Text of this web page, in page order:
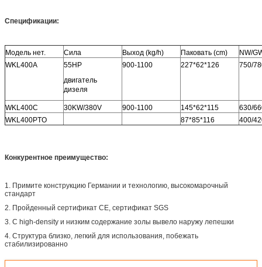
Спецификации:
Модель нет. Сила Выход (kg/h) Паковать (cm)
NW/
WKL400A
55HP
двигатель
дизеля
900-1100 227*62*126 750/
WKL400C 30KW/380V 900-1100 145*62*115
630/
WKL400PTO
87*85*116 400/
Конкурентное преимущество:
1. Примите конструкцию Германии и технологию, высокомарочный
стандарт
2. Пройденный сертификат CE, сертификат SGS
3. С high-density и низким содержание золы вывело наружу лепешки
4. Структура близко, легкий для использования, побежать
стабилизированно